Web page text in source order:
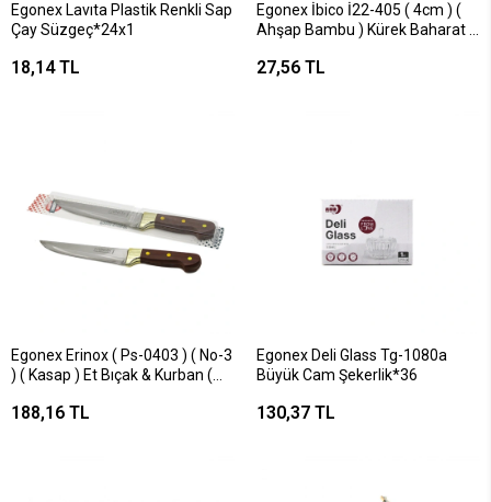
Egonex Lavıta Plastik Renkli Sap
Çay Süzgeç*24x1
18,14 TL
Egonex İbico İ22-405 ( 4cm ) (
Ahşap Bambu ) Kürek Baharat (
27,56 TL
Egonex Erinox ( Ps-0403 ) ( No-3
) ( Kasap ) Et Bıçak & Kurban (
Saplı )*15x8
188,16 TL
Egonex Deli Glass Tg-1080a
Büyük Cam Şekerlik*36
130,37 TL